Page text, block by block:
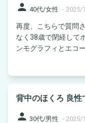
person 40代/女性 - 2025/
再度、こちらで質問させてい
なく38歳で閉経してホルモ
ンモグラフィとエコー
背中のほくろ 良性
person 30代/男性 - 2025/